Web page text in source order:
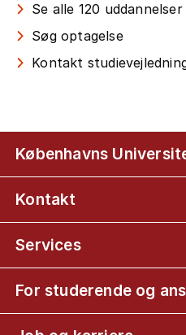
Se alle 120 uddannelser
Søg optagelse
Kontakt
Københavns
Kontakt
Services
For studerende og